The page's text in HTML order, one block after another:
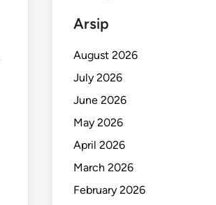
Arsip
August 2026
July 2026
June 2026
May 2026
April 2026
March 2026
February 2026